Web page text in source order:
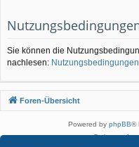
Sie können die
nachlesen: Nutzungsbedingungen
Foren-Übersicht
Powered by phpBB®
Style vonArty